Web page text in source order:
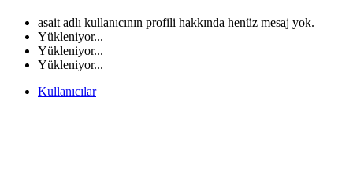
asait adlı kullanıcının profili hakkında henüz mesaj yok.
Yükleniyor...
Yükleniyor...
Yükleniyor...
Kullanıcılar